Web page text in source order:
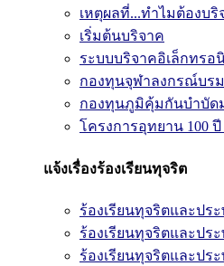
เหตุผลที่...ทำไมต้องบริ
เริ่มต้นบริจาค
ระบบบริจาคอิเล็กทรอ
กองทุนจุฬาลงกรณ์บร
กองทุนภูมิคุ้มกันบำบัดม
โครงการอุทยาน 100
แจ้งเรื่องร้องเรียนทุจริต
ร้องเรียนทุจริตและปร
ร้องเรียนทุจริตและปร
ร้องเรียนทุจริตและปร